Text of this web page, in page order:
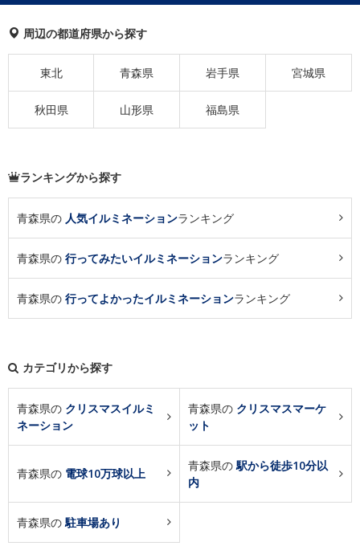
周辺の都道府県から探す
東北 青森県 岩手県 宮城県
秋田県 山形県 福島県
ランキングから探す
青森県の 人気イルミネーションランキング
青森県の 行ってみたいイルミネーションランキング
青森県の 行ってよかったイルミネーションランキング
カテゴリから探す
青森県の クリスマスイルミ
ネーション
青森県の クリスマスマーケ
ット
青森県の 電球10万球以上
青森県の駅から徒歩10分以
内
青森県の駐車場あり